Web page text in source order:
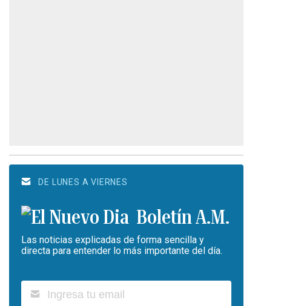
DE LUNES A VIERNES
Boletín A.M.
Las noticias explicadas de forma sencilla y
directa para entender lo más importante del día.